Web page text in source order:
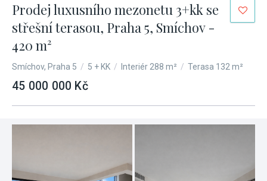
Prodej luxusního mezonetu 3+kk se
střešní terasou, Praha 5, Smíchov -
420 m²
Smíchov, Praha 5 / 5 + KK / Interiér 288 m² / Terasa 132 m²
45 000 000 Kč